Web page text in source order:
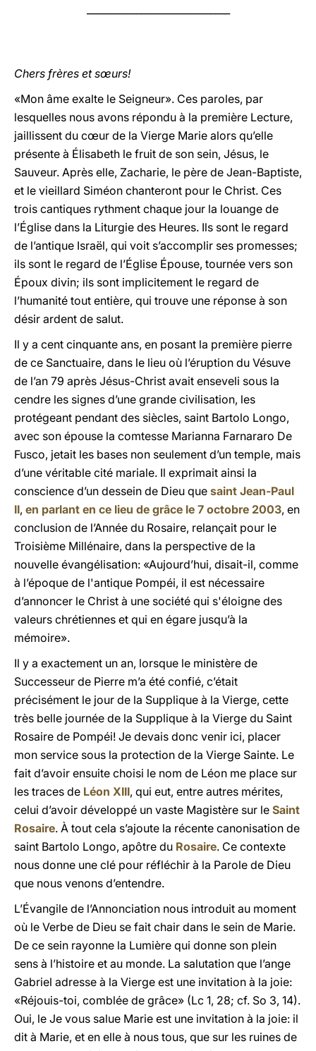
Chers frères et sœurs!
«Mon âme exalte le Seigneur». Ces paroles, par
lesquelles nous avons répondu à la première Lecture,
jaillissent du cœur de la Vierge Marie alors qu’elle
présente à Élisabeth le fruit de son sein, Jésus, le
Sauveur. Après elle, Zacharie, le père de Jean-Baptiste,
et le vieillard Siméon chanteront pour le Christ. Ces
trois cantiques rythment chaque jour la louange de
l’Église dans la Liturgie des Heures. Ils sont le regard
de l’antique Israël, qui voit s’accomplir ses promesses;
ils sont le regard de l’Église Épouse, tournée vers son
Époux divin; ils sont implicitement le regard de
l’humanité tout entière, qui trouve une réponse à son
désir ardent de salut.
Il y a cent cinquante ans, en posant la première pierre
de ce Sanctuaire, dans le lieu où l’éruption du Vésuve
de l’an 79 après Jésus-Christ avait enseveli sous la
cendre les signes d’une grande civilisation, les
protégeant pendant des siècles, saint Bartolo Longo,
avec son épouse la comtesse Marianna Farnararo De
Fusco, jetait les bases non seulement d’un temple, mais
d’une véritable cité mariale. Il exprimait ainsi la
conscience d’un dessein de Dieu que saint Jean-Paul
II, en parlant en ce lieu de grâce le 7 octobre 2003, en
conclusion de l’Année du Rosaire, relançait pour le
Troisième Millénaire, dans la perspective de la
nouvelle évangélisation: «Aujourd’hui, disait-il, comme
à l’époque de l'antique Pompéi, il est nécessaire
d’annoncer le Christ à une société qui s'éloigne des
valeurs chrétiennes et qui en égare jusqu’à la
mémoire».
Il y a exactement un an, lorsque le ministère de
Successeur de Pierre m’a été confié, c’était
précisément le jour de la Supplique à la Vierge, cette
très belle journée de la Supplique à la Vierge du Saint
Rosaire de Pompéi! Je devais donc venir ici, placer
mon service sous la protection de la Vierge Sainte. Le
fait d’avoir ensuite choisi le nom de Léon me place sur
les traces de Léon XIII, qui eut, entre autres mérites,
celui d’avoir développé un vaste Magistère sur le Saint
Rosaire. À tout cela s’ajoute la récente canonisation de
saint Bartolo Longo, apôtre du Rosaire. Ce contexte
nous donne une clé pour réfléchir à la Parole de Dieu
que nous venons d’entendre.
L’Évangile de l’Annonciation nous introduit au moment
où le Verbe de Dieu se fait chair dans le sein de Marie.
De ce sein rayonne la Lumière qui donne son plein
sens à l’histoire et au monde. La salutation que l’ange
Gabriel adresse à la Vierge est une invitation à la joie:
«Réjouis-toi, comblée de grâce» (Lc 1, 28; cf. So 3, 14).
Oui, le Je vous salue Marie est une invitation à la joie: il
dit à Marie, et en elle à nous tous, que sur les ruines de